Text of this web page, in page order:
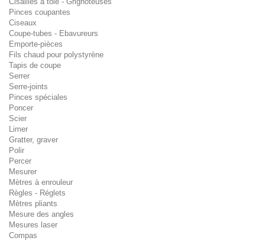
Pinces coupantes
Ciseaux
Coupe-tubes - Ebavureurs
Emporte-pièces
Fils chaud pour polystyrène
Tapis de coupe
Serrer
Serre-joints
Pinces spéciales
Poncer
Scier
Limer
Gratter, graver
Polir
Percer
Mesurer
Mètres à enrouleur
Règles - Réglets
Mètres pliants
Mesure des angles
Mesures laser
Compas